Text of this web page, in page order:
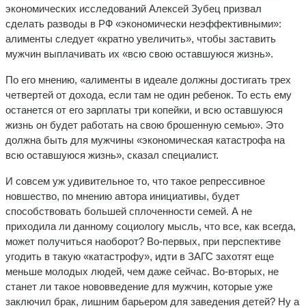
экономических исследований Алексей Зубец призвал
сделать разводы в РФ «экономически неэффективными»:
алименты следует «кратно увеличить», чтобы заставить
мужчин выплачивать их «всю свою оставшуюся жизнь».
По его мнению, «алименты в идеале должны достигать трех
четвертей от дохода, если там не один ребенок. То есть ему
останется от его зарплаты три копейки, и всю оставшуюся
жизнь он будет работать на свою брошенную семью». Это
должна быть для мужчины «экономическая катастрофа на
всю оставшуюся жизнь», сказал специалист.
И совсем уж удивительное то, что такое репрессивное
новшество, по мнению автора инициативы, будет
способствовать большей сплоченности семей. А не
приходила ли данному социологу мысль, что все, как всегда,
может получиться наоборот? Во-первых, при перспективе
угодить в такую «катастрофу», идти в ЗАГС захотят еще
меньше молодых людей, чем даже сейчас. Во-вторых, не
станет ли такое нововведение для мужчин, которые уже
заключил брак, лишним барьером для заведения детей? Ну а